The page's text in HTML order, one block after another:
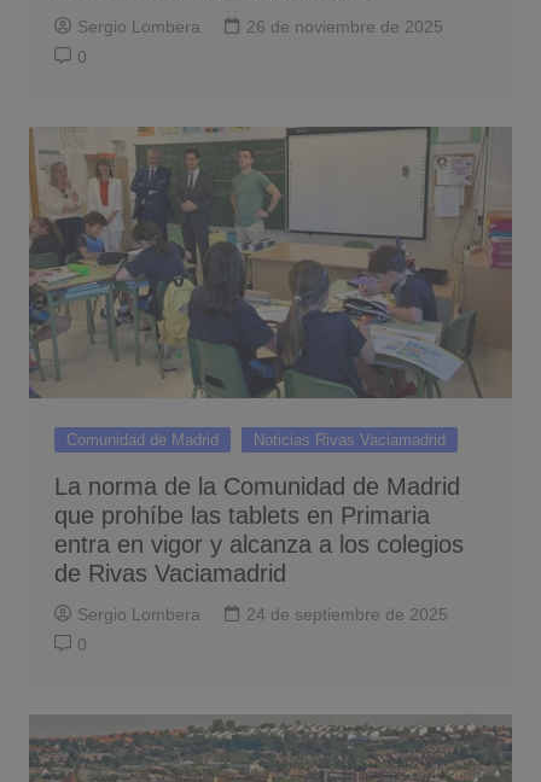
Sergio Lombera
26 de noviembre de 2025
0
Comunidad de Madrid Noticias Rivas Vaciamadrid
La norma de la Comunidad de Madrid
que prohíbe las tablets en Primaria
entra en vigor y alcanza a los colegios
de Rivas Vaciamadrid
Sergio Lombera
24 de septiembre de 2025
0